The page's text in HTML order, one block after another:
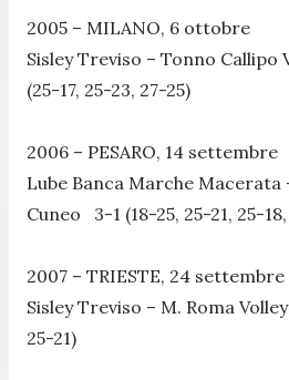
2005 – MILANO, 6 ottobre
Sisley Treviso – Tonno
(25-17, 25-23, 27-25)
2006 – PESARO, 14 settembre
Lube Banca Marche
Cuneo 3-1 (18-25, 25-21, 25-
2007 – TRIESTE, 24 settembre
Sisley Treviso – M. Roma
25-21)